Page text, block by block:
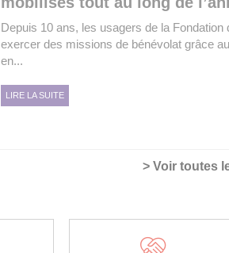
Depuis 10 ans, les usagers de la Fondation
exercer des missions de bénévolat grâce
en...
LIRE LA SUITE
> Voir toutes